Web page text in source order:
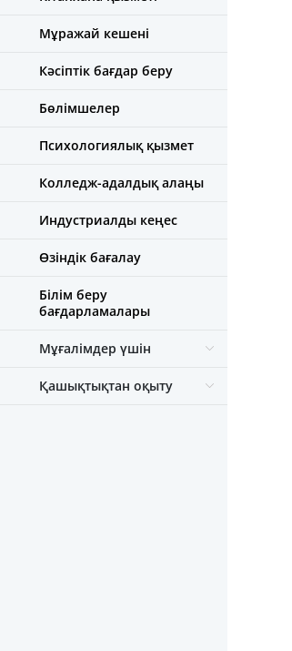
Мұражай кешені
Кәсіптік бағдар беру
Бөлімшелер
Психологиялық қызмет
Колледж-адалдық алаңы
Индустриалды кеңес
Өзіндік бағалау
Білім беру
бағдарламалары
Мұғалімдер үшін
Қашықтықтан оқыту